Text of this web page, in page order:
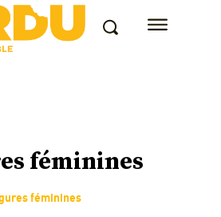
féminines
féminines